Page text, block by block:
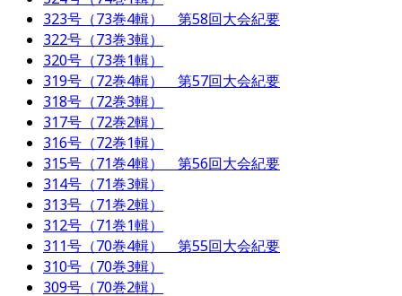
323号（73巻4輯） 第58回大会紀要
322号（73巻3輯）
320号（73巻1輯）
319号（72巻4輯） 第57回大会紀要
318号（72巻3輯）
317号（72巻2輯）
316号（72巻1輯）
315号（71巻4輯） 第56回大会紀要
314号（71巻3輯）
313号（71巻2輯）
312号（71巻1輯）
311号（70巻4輯） 第55回大会紀要
310号（70巻3輯）
309号（70巻2輯）